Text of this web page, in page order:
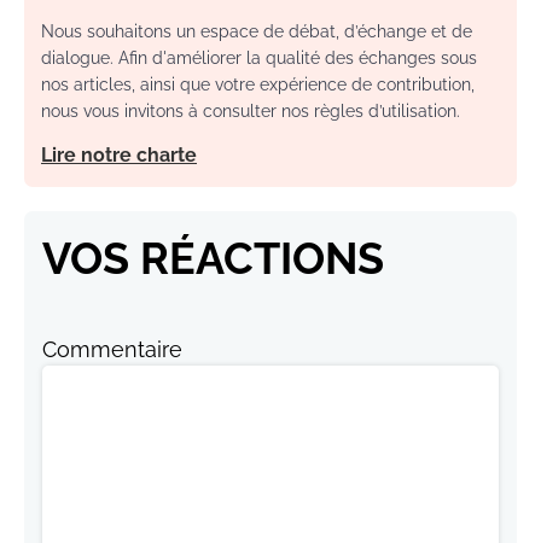
Nous souhaitons un espace de débat, d’échange et de
dialogue. Afin d'améliorer la qualité des échanges sous
nos articles, ainsi que votre expérience de contribution,
nous vous invitons à consulter nos règles d’utilisation.
Lire notre charte
VOS RÉACTIONS
Commentaire